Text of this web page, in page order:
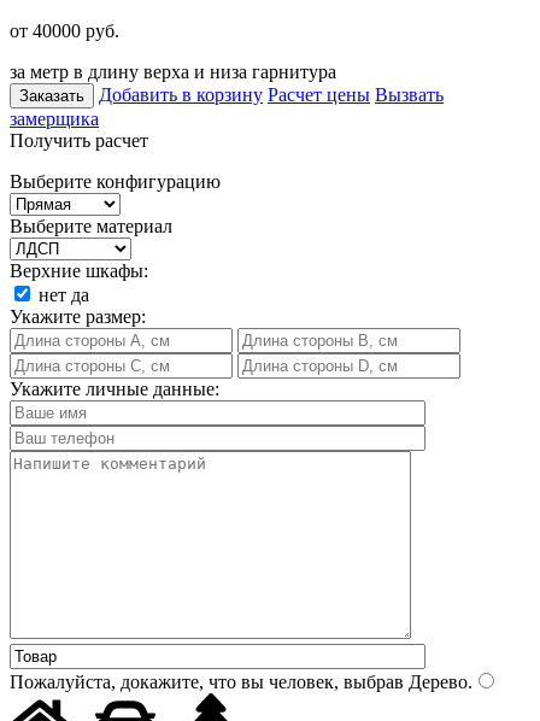
от 40000 руб.
за метр в длину верха и низа гарнитура
Заказать Добавить в корзину Расчет цены Вызвать
замерщика
Получить расчет
Выберите конфигурацию
Выберите материал
Верхние шкафы:
нет да
Укажите размер:
Укажите личные данные:
Пожалуйста, докажите, что вы человек, выбрав Дерево.